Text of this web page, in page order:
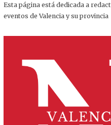
Esta página está dedicada a
eventos de Valencia y su provincia